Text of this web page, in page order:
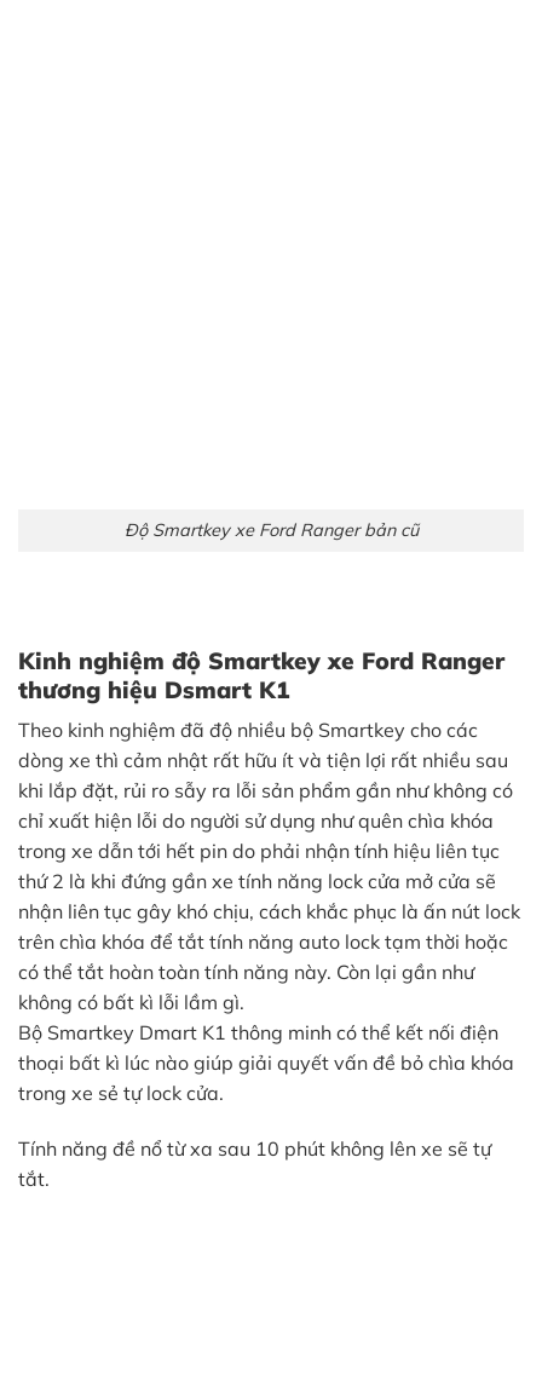
Độ Smartkey xe Ford Ranger bản cũ
Kinh nghiệm độ Smartkey xe Ford Ranger
thương hiệu Dsmart K1
Theo kinh nghiệm đã độ nhiều bộ Smartkey cho các
dòng xe thì cảm nhật rất hữu ít và tiện lợi rất nhiều sau
khi lắp đặt, rủi ro sẫy ra lỗi sản phẩm gần như không có
chỉ xuất hiện lỗi do người sử dụng như quên chìa khóa
trong xe dẫn tới hết pin do phải nhận tính hiệu liên tục
thứ 2 là khi đứng gần xe tính năng lock cửa mở cửa sẽ
nhận liên tục gây khó chịu, cách khắc phục là ấn nút lock
trên chìa khóa để tắt tính năng auto lock tạm thời hoặc
có thể tắt hoàn toàn tính năng này. Còn lại gần như
không có bất kì lỗi lầm gì.
Bộ Smartkey Dmart K1 thông minh có thể kết nối điện
thoại bất kì lúc nào giúp giải quyết vấn đề bỏ chìa khóa
trong xe sẻ tự lock cửa.
Tính năng đề nổ từ xa sau 10 phút không lên xe sẽ tự
tắt.